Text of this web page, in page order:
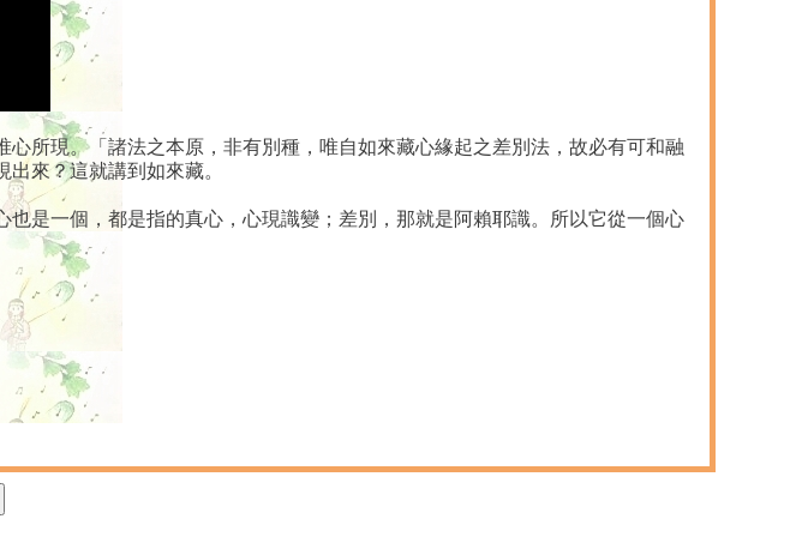
所現。「諸法之本原，非有別種，唯自如來藏心緣起之差別法，故必有可和融
來？這就講到如來藏。
是一個，都是指的真心，心現識變；差別，那就是阿賴耶識。所以它從一個心